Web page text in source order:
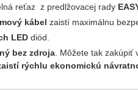
reťaz z predlžovacej rady
kábel zaistí maximálnu
LED diód.
bez zdroja . Môžete tak
rýchlu ekonomickú